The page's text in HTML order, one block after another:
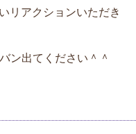
リアクションいただき
ン出てください＾＾